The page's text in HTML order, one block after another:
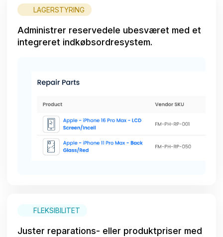
LAGERSTYRING
Administrer reservedele ubesværet med et
integreret indkøbsordresystem.
FLEKSIBILITET
Juster reparations- eller produktpriser med